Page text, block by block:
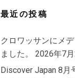
最近の投稿
クロワッサンにメ
ました。
2026年7月
Discover Japan 8月